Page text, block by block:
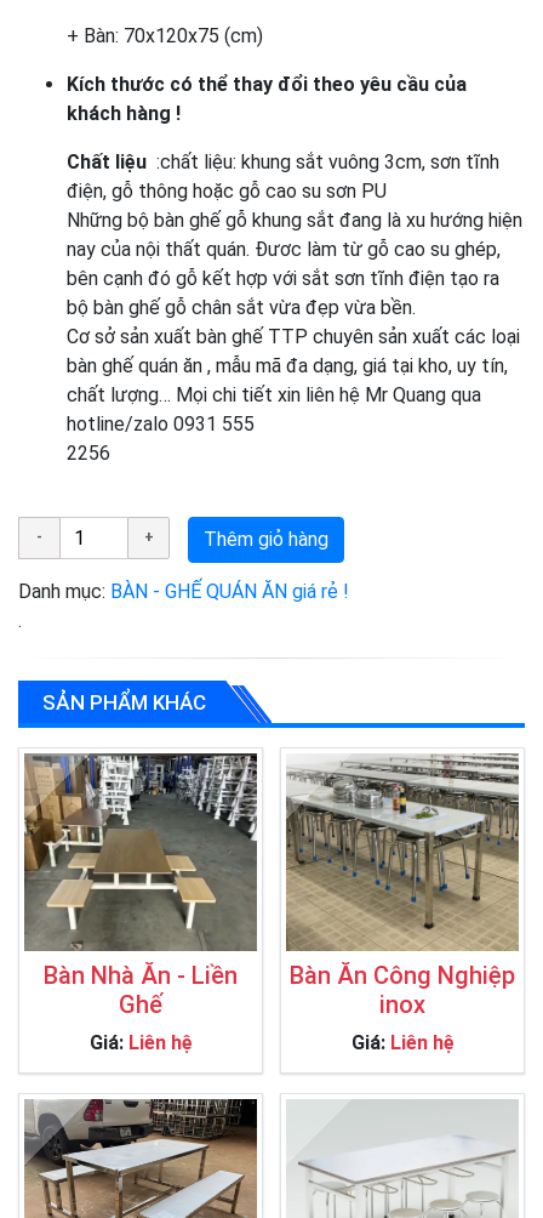
+ Bàn: 70x120x75 (cm)
Kích thước có thể thay đổi theo yêu cầu của
khách hàng !
Chất liệu :chất liệu: khung sắt vuông 3cm, sơn tĩnh
điện, gỗ thông hoặc gỗ cao su sơn PU
Những bộ bàn ghế gỗ khung sắt đang là xu hướng hiện
nay của nội thất quán. Đươc làm từ gỗ cao su ghép,
bên cạnh đó gỗ kết hợp với sắt sơn tĩnh điện tạo ra
bộ bàn ghế gỗ chân sắt vừa đẹp vừa bền.
Cơ sở sản xuất bàn ghế TTP chuyên sản xuất các loại
bàn ghế quán ăn , mẫu mã đa dạng, giá tại kho, uy tín,
chất lượng… Mọi chi tiết xin liên hệ Mr Quang qua
hotline/zalo 0931 555
2256
Thêm giỏ hàng
Danh mục: BÀN - GHẾ QUÁN ĂN giá rẻ !
.
SẢN PHẨM KHÁC
Bàn Nhà Ăn - Liền
Ghế
Giá: Liên hệ
Bàn Ăn Công Nghiệp
inox
Giá: Liên hệ